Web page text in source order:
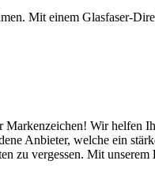
Mit einem Glasfaser-
Markenzeichen! Wir helfen
Anbieter, welche ein
zu vergessen. Mit unserem